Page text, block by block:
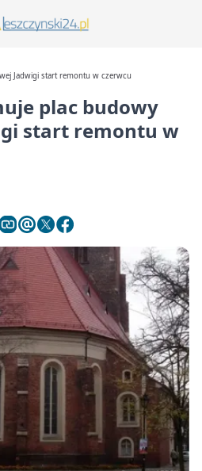
Jadwigi start remontu w czerwcu
plac budowy
start remontu w